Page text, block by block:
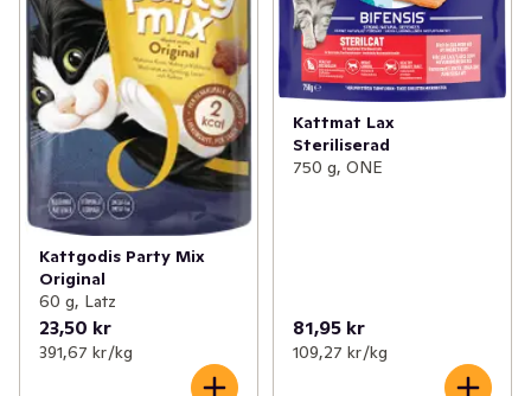
Kattgodis Party Mix
Original
60 g, Latz
23,50 kr
391,67 kr /kg
Kattmat Lax
Steriliserad
750 g, ONE
81,95 kr
109,27 kr /kg